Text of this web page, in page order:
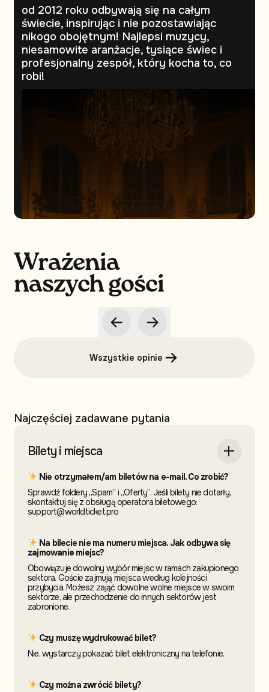
od 2012 roku odbywają się na całym
świecie, inspirując i nie pozostawiając
nikogo obojętnym! Najlepsi muzycy,
niesamowite aranżacje, tysiące świec i
profesjonalny zespół, który kocha to, co
robi!
Wrażenia
naszych gości
Wszystkie opinie
Najczęściej zadawane pytania
Bilety i miejsca
Nie otrzymałem/am biletów na e-mail. Co zrobić?
Sprawdź foldery „Spam” i „Oferty”. Jeśli bilety nie dotarły,
skontaktuj się z obsługą operatora biletowego:
support@worldticket.pro
Na bilecie nie ma numeru miejsca. Jak odbywa się
zajmowanie miejsc?
Obowiązuje dowolny wybór miejsc w ramach zakupionego
sektora. Goście zajmują miejsca według kolejności
przybycia. Możesz zająć dowolne wolne miejsce w swoim
sektorze, ale przechodzenie do innych sektorów jest
zabronione.
Czy muszę wydrukować bilet?
Nie, wystarczy pokazać bilet elektroniczny na telefonie.
Czy można zwrócić bilety?